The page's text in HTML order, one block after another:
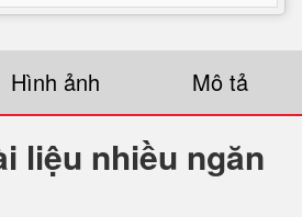
Hình ảnh Mô tả
liệu nhiều ngăn